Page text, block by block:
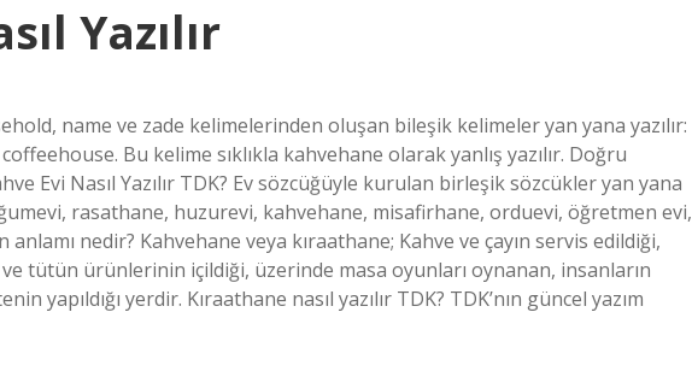
Yazılır
name ve zade kelimelerinden oluşan bileşik kelimeler yan yana yazılır:
Bu kelime sıklıkla kahvehane olarak yanlış yazılır. Doğru
Evi Nasıl Yazılır TDK? Ev sözcüğüyle kurulan birleşik sözcükler yan yana
rasathane, huzurevi, kahvehane, misafirhane, orduevi, öğretmen evi,
nedir? Kahvehane veya kıraathane; Kahve ve çayın servis edildiği,
tütün ürünlerinin içildiği, üzerinde masa oyunları oynanan, insanların
yapıldığı yerdir. Kıraathane nasıl yazılır TDK? TDK’nın güncel yazım